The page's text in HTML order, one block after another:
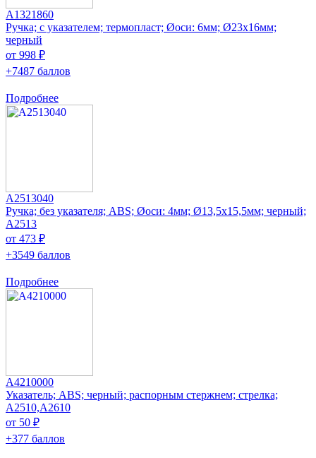
A1321860
Ручка; с указателем; термопласт; Øоси: 6мм; Ø23x16мм;
черный
от 998 ₽
+7487 баллов
Подробнее
A2513040
Ручка; без указателя; ABS; Øоси: 4мм; Ø13,5x15,5мм; черный;
A2513
от 473 ₽
+3549 баллов
Подробнее
A4210000
Указатель; ABS; черный; распорным стержнем; стрелка;
A2510,A2610
от 50 ₽
+377 баллов